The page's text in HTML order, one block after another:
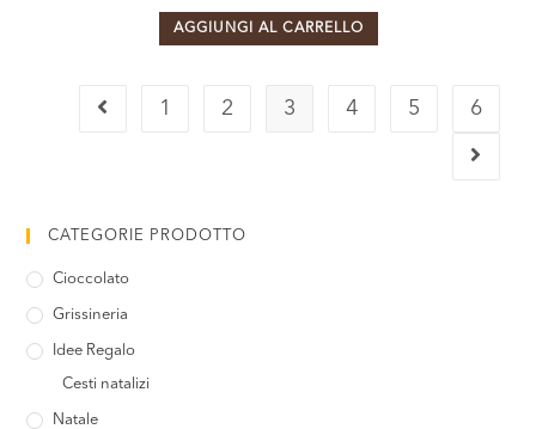
AGGIUNGI AL CARRELLO
1 2 3 4 5 6
CATEGORIE PRODOTTO
Cioccolato
Grissineria
Idee Regalo
Cesti natalizi
Natale